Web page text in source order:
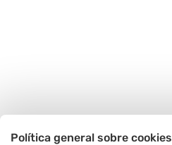
Política general sobre cookies